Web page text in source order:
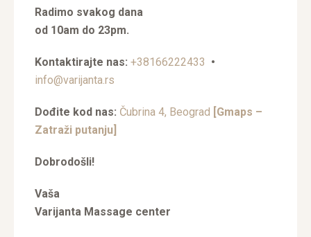
Radimo svakog dana
od 10am do 23pm.
Kontaktirajte nas: +38166222433 •
info@varijanta.rs
Dođite kod nas: Čubrina 4, Beograd [Gmaps –
Zatraži putanju]
Dobrodošli!
Vaša
Varijanta Massage center